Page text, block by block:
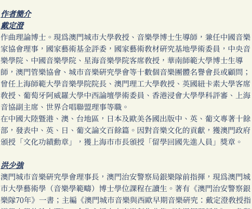
作者簡介
戴定澄
作曲理論博士。現為澳門城市大學教授、音樂學博士生導師，兼任中國音樂
家協會理事，國家藝術基金評委，國家藝術教材研究基地學術委員，中央音
樂學院、中國音樂學院、星海音樂學院客席教授，華南師範大學博士生導
師，澳門管樂協會、城市音樂研究學會等十數個音樂團體名譽會長或顧問；
曾任上海師範大學音樂學院院長、澳門理工大學教授、英國紐卡素大學客席
教授、葡萄牙阿威羅大學中西論壇學術委員、香港浸會大學學科評審、上海
音協副主席、世界合唱聯盟理事等職。
在中國大陸暨港、澳、台地區，日本及歐美各國出版中、英、葡文專著十餘
部，發表中、英、日、葡文論文百餘篇。因對音樂文化的貢獻，獲澳門政府
頒授「文化功績勳章」，獲上海市市長頒授「留學回國先進人員」獎章。
洪少強
澳門城市音樂研究學會理事長，澳門治安警察局銀樂隊前指揮，現為澳門城
市大學藝術學（音樂學範疇）博士學位課程在讀生。著有《澳門治安警察銀
樂隊70年》一書；主編《澳門城市音樂與西歐早期音樂研究：戴定澄教授指